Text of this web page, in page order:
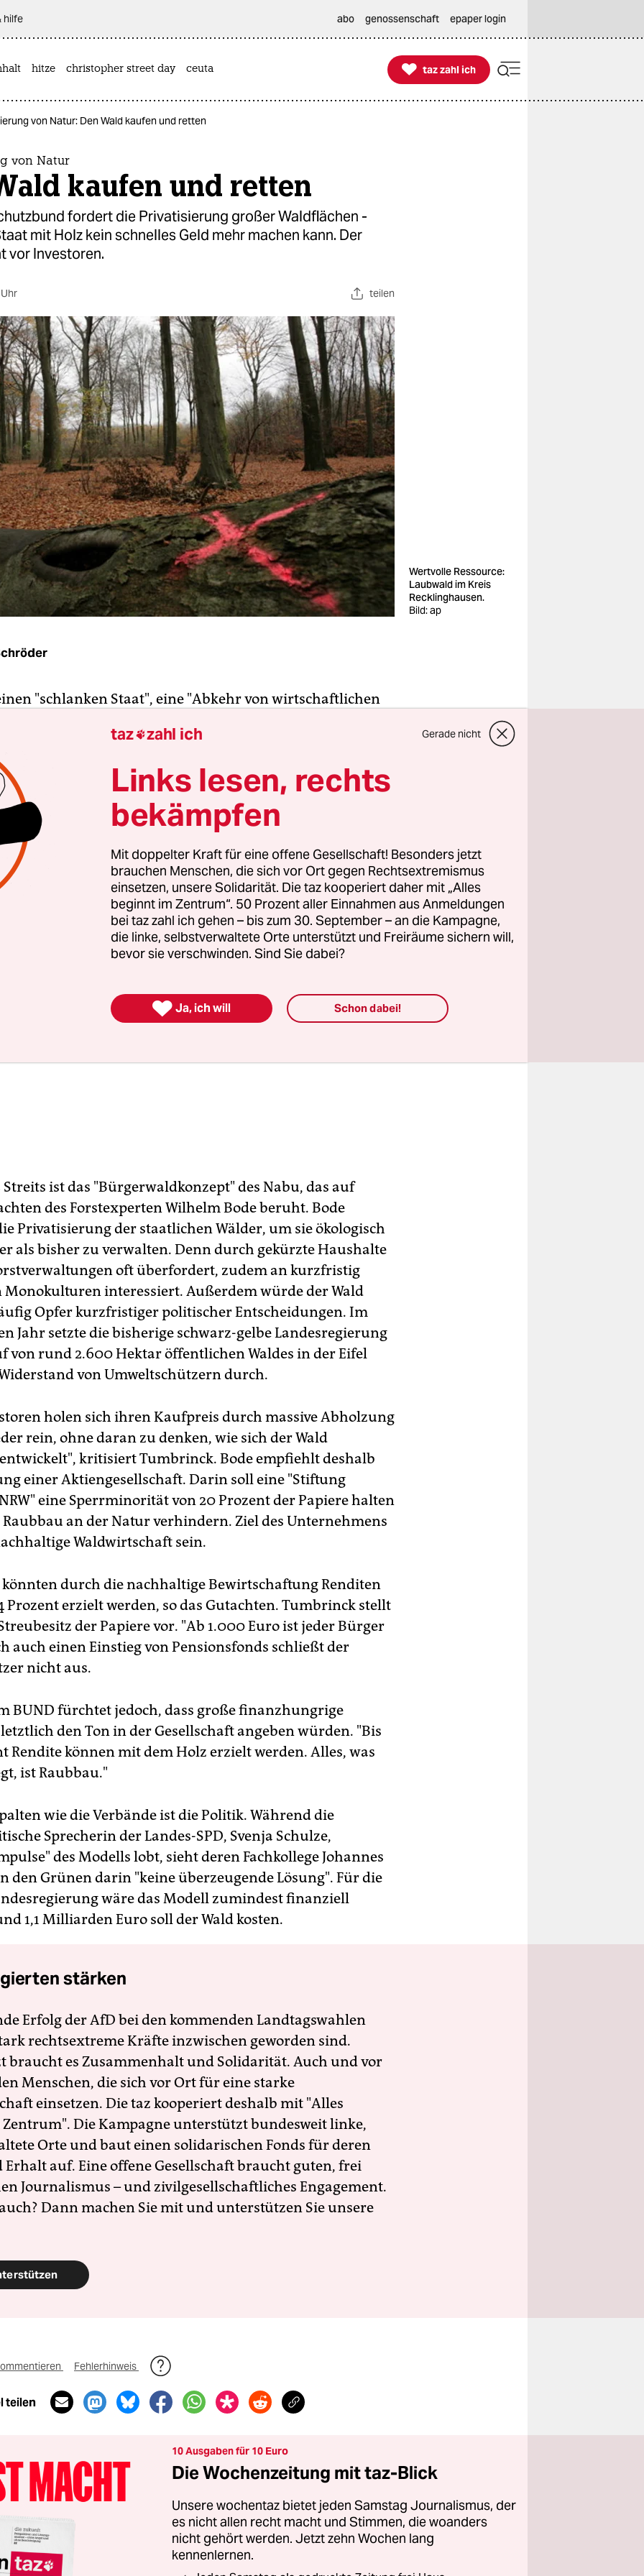
hilfe abo genossenschaft epaper login
hitze christopher street day ceuta 
taz zahl ich
taz zahl ich
von Natur: Den Wald kaufen und retten
von Natur
kaufen und retten
fordert die Privatisierung großer Waldflächen -
mit Holz kein schnelles Geld mehr machen kann. Der
vor Investoren.
teilen
Wertvolle Ressource:
Laubwald im Kreis
Recklinghausen.
Bild: ap
"schlanken Staat", eine "Abkehr von wirtschaftlichen
sondern Josef Tumbrinck - langhaarig,
und Vorsitzender des Naturschutzbundes (Nabu)
Westfalen. Er will die öffentlichen Wälder privatisieren.
wir den Wald nachhaltig bewirtschaften."
blieb nicht ungehört. "Die Bewertung des Waldes nach
ist der falsche Weg", kritisiert Paul Kröfges, Vorsitzender
BUND in Nordrhein-Westfalen.
ist das "Bürgerwaldkonzept" des Nabu, das auf
des Forstexperten Wilhelm Bode beruht. Bode
Privatisierung der staatlichen Wälder, um sie ökologisch
als bisher zu verwalten. Denn durch gekürzte Haushalte
oft überfordert, zudem an kurzfristig
interessiert. Außerdem würde der Wald
Opfer kurzfristiger politischer Entscheidungen. Im
Jahr setzte die bisherige schwarz-gelbe Landesregierung
von rund 2.600 Hektar öffentlichen Waldes in der Eifel
von Umweltschützern durch.
holen sich ihren Kaufpreis durch massive Abholzung
rein, ohne daran zu denken, wie sich der Wald
kritisiert Tumbrinck. Bode empfiehlt deshalb
einer Aktiengesellschaft. Darin soll eine "Stiftung
eine Sperrminorität von 20 Prozent der Papiere halten
Raubbau an der Natur verhindern. Ziel des Unternehmens
Waldwirtschaft sein.
durch die nachhaltige Bewirtschaftung Renditen
Prozent erzielt werden, so das Gutachten. Tumbrinck stellt
der Papiere vor. "Ab 1.000 Euro ist jeder Bürger
auch einen Einstieg von Pensionsfonds schließt der
nicht aus.
BUND fürchtet jedoch, dass große finanzhungrige
den Ton in der Gesellschaft angeben würden. "Bis
Rendite können mit dem Holz erzielt werden. Alles, was
ist Raubbau."
wie die Verbände ist die Politik. Während die
Sprecherin der Landes-SPD, Svenja Schulze,
des Modells lobt, sieht deren Fachkollege Johannes
den Grünen darin "keine überzeugende Lösung". Für die
wäre das Modell zumindest finanziell
1,1 Milliarden Euro soll der Wald kosten.
stärken
Erfolg der AfD bei den kommenden Landtagswahlen
rechtsextreme Kräfte inzwischen geworden sind.
braucht es Zusammenhalt und Solidarität. Auch und vor
Menschen, die sich vor Ort für eine starke
einsetzen. Die taz kooperiert deshalb mit "Alles
Die Kampagne unterstützt bundesweit linke,
Orte und baut einen solidarischen Fonds für deren
Erhalt auf. Eine offene Gesellschaft braucht guten, frei
Journalismus – und zivilgesellschaftliches Engagement.
Dann machen Sie mit und unterstützen Sie unsere
Fehlerhinweis
teilen
10 Ausgaben für 10 Euro
Die Wochenzeitung mit taz-Blick
Unsere wochentaz bietet jeden Samstag Journalismus, der
es nicht allen recht macht und Stimmen, die woanders
nicht gehört werden. Jetzt zehn Wochen lang
kennenlernen.
taz zahl ich Gerade nicht
Links lesen, rechts
bekämpfen
Mit doppelter Kraft für eine offene Gesellschaft! Besonders jetzt
brauchen Menschen, die sich vor Ort gegen Rechtsextremismus
einsetzen, unsere Solidarität. Die taz kooperiert daher mit „Alles
beginnt im Zentrum“. 50 Prozent aller Einnahmen aus Anmeldungen
bei taz zahl ich gehen – bis zum 30. September – an die Kampagne,
die linke, selbstverwaltete Orte unterstützt und Freiräume sichern will,
bevor sie verschwinden. Sind Sie dabei?
 Ja, ich will Schon dabei!